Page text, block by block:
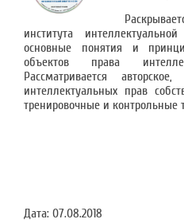
института
основные понятия и
объектов права
Рассматривается
интеллектуальных прав
тренировочные и контрольные
Дата: 07.08.2018